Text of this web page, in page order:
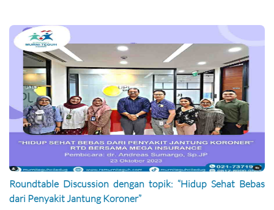
Roundtable Discussion dengan topik: “Hidup Sehat Bebas
dari Penyakit Jantung Koroner”